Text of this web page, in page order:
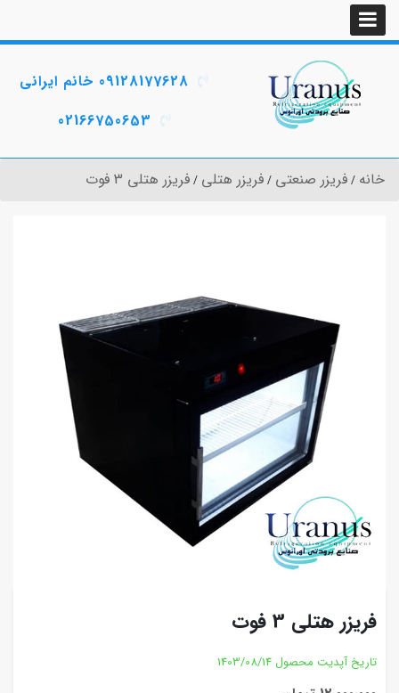
09128177628 خانم ایرانی
02166750653
خانه فریزر صنعتی فریزر هتلی فریزر هتلی 3 فوت
فریزر هتلی 3 فوت
تاریخ آپدیت محصول 1403/08/14